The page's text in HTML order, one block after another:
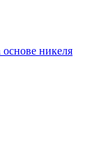
никеля